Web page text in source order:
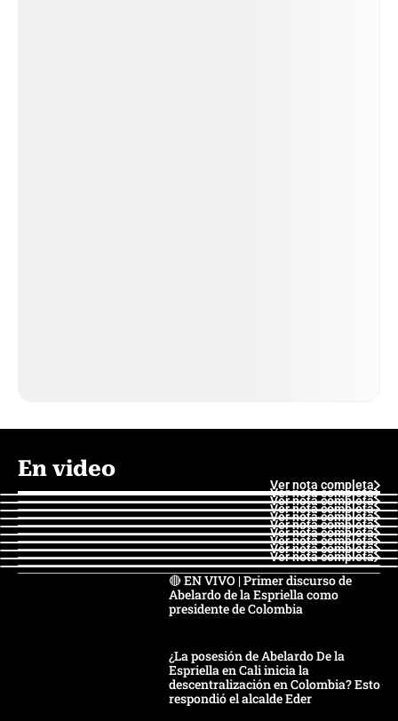
En video
Ver nota completa
Ver nota completa
Ver nota completa
Ver nota completa
Ver nota completa
Ver nota completa
Ver nota completa
Ver nota completa
Ver nota completa
Ver nota completa
🔴 EN VIVO | Primer discurso de
Abelardo de la Espriella como
presidente de Colombia
¿La posesión de Abelardo De la
Espriella en Cali inicia la
descentralización en Colombia? Esto
respondió el alcalde Eder